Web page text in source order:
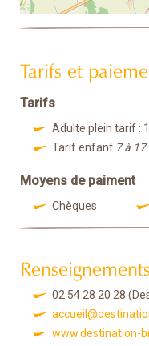
Tarifs et
Tarifs
Adulte plein tarif :
Tarif enfant 7 à 17
Moyens de paiment
Chèques
02 54 28 20 28
www.destination-